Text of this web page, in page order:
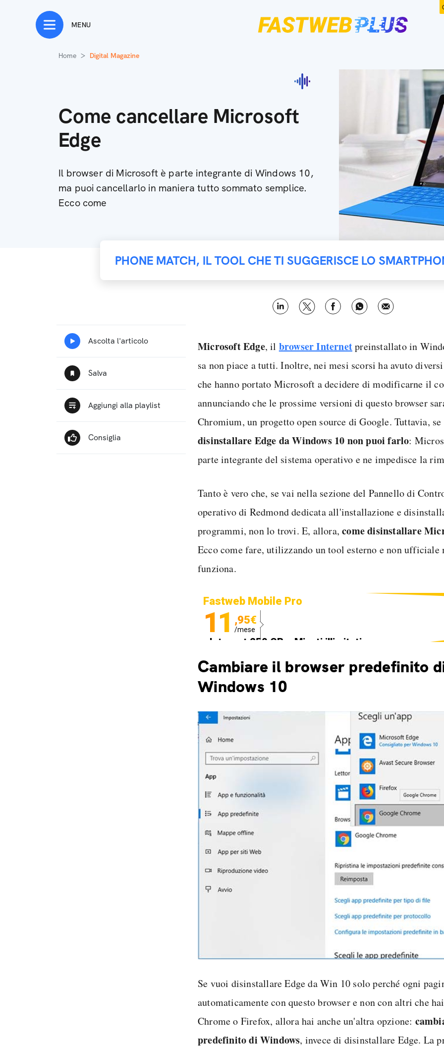
MENU
Home Digital Magazine
Come cancellare Microsoft
Edge
Il browser di Microsoft è parte integrante di Windows 10,
ma puoi cancellarlo in maniera tutto sommato semplice.
Ecco come
PHONE MATCH, IL TOOL CHE TI SUGGERISCE LO
Microsoft Edge, il browser Internetpreinstallato in
sa non piace a tutti. Inoltre, nei mesi scorsi ha avuto
che hanno portato Microsoft a decidere di modificarne il
annunciando che le prossime versioni di questo browser
Chromium, un progetto open source di Google. Tuttavia,
disinstallare Edge da Windows 10 non puoi farlo:
parte integrante del sistema operativo e ne impedisce la
Tanto è vero che, se vai nella sezione del Pannello di
operativo di Redmond dedicata all'installazione e
programmi, non lo trovi. E, allora,come disinstallare
Ecco come fare, utilizzando un tool esterno e non ufficiale
funziona.
Fastweb Mobile Pro
11 ,95€
/mese
Internet 250 GB e Minuti illimitati
Cambiare il browser predefinito
Windows 10
Se vuoi disinstallare Edge da Win 10 solo perché ogni
automaticamente con questo browser e non con altri che
Chrome o Firefox, allora hai anche un'altra opzione:
predefinito di Windows, invece di disinstallare Edge. La